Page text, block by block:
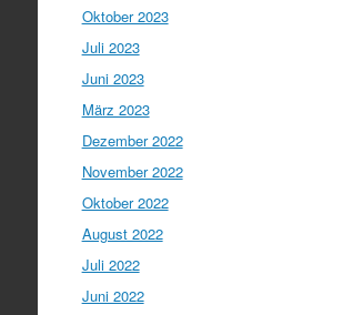
Oktober 2023
Juli 2023
Juni 2023
März 2023
Dezember 2022
November 2022
Oktober 2022
August 2022
Juli 2022
Juni 2022